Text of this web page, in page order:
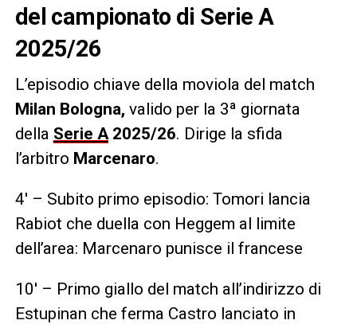
del campionato di Serie A
2025/26
L’episodio chiave della moviola del match
Milan Bologna, valido per la 3ª giornata
della Serie A2025/26. Dirige la sfida
l’arbitro Marcenaro.
4′ – Subito primo episodio: Tomori lancia
Rabiot che duella con Heggem al limite
dell’area: Marcenaro punisce il francese
10′ – Primo giallo del match all’indirizzo di
Estupinan che ferma Castro lanciato in